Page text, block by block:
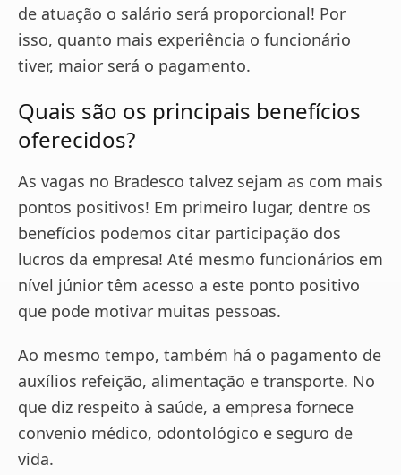
de atuação o salário será proporcional! Por
isso, quanto mais experiência o funcionário
tiver, maior será o pagamento.
Quais são os principais benefícios
oferecidos?
As vagas no Bradesco talvez sejam as com mais
pontos positivos! Em primeiro lugar, dentre os
benefícios podemos citar participação dos
lucros da empresa! Até mesmo funcionários em
nível júnior têm acesso a este ponto positivo
que pode motivar muitas pessoas.
Ao mesmo tempo, também há o pagamento de
auxílios refeição, alimentação e transporte. No
que diz respeito à saúde, a empresa fornece
convenio médico, odontológico e seguro de
vida.